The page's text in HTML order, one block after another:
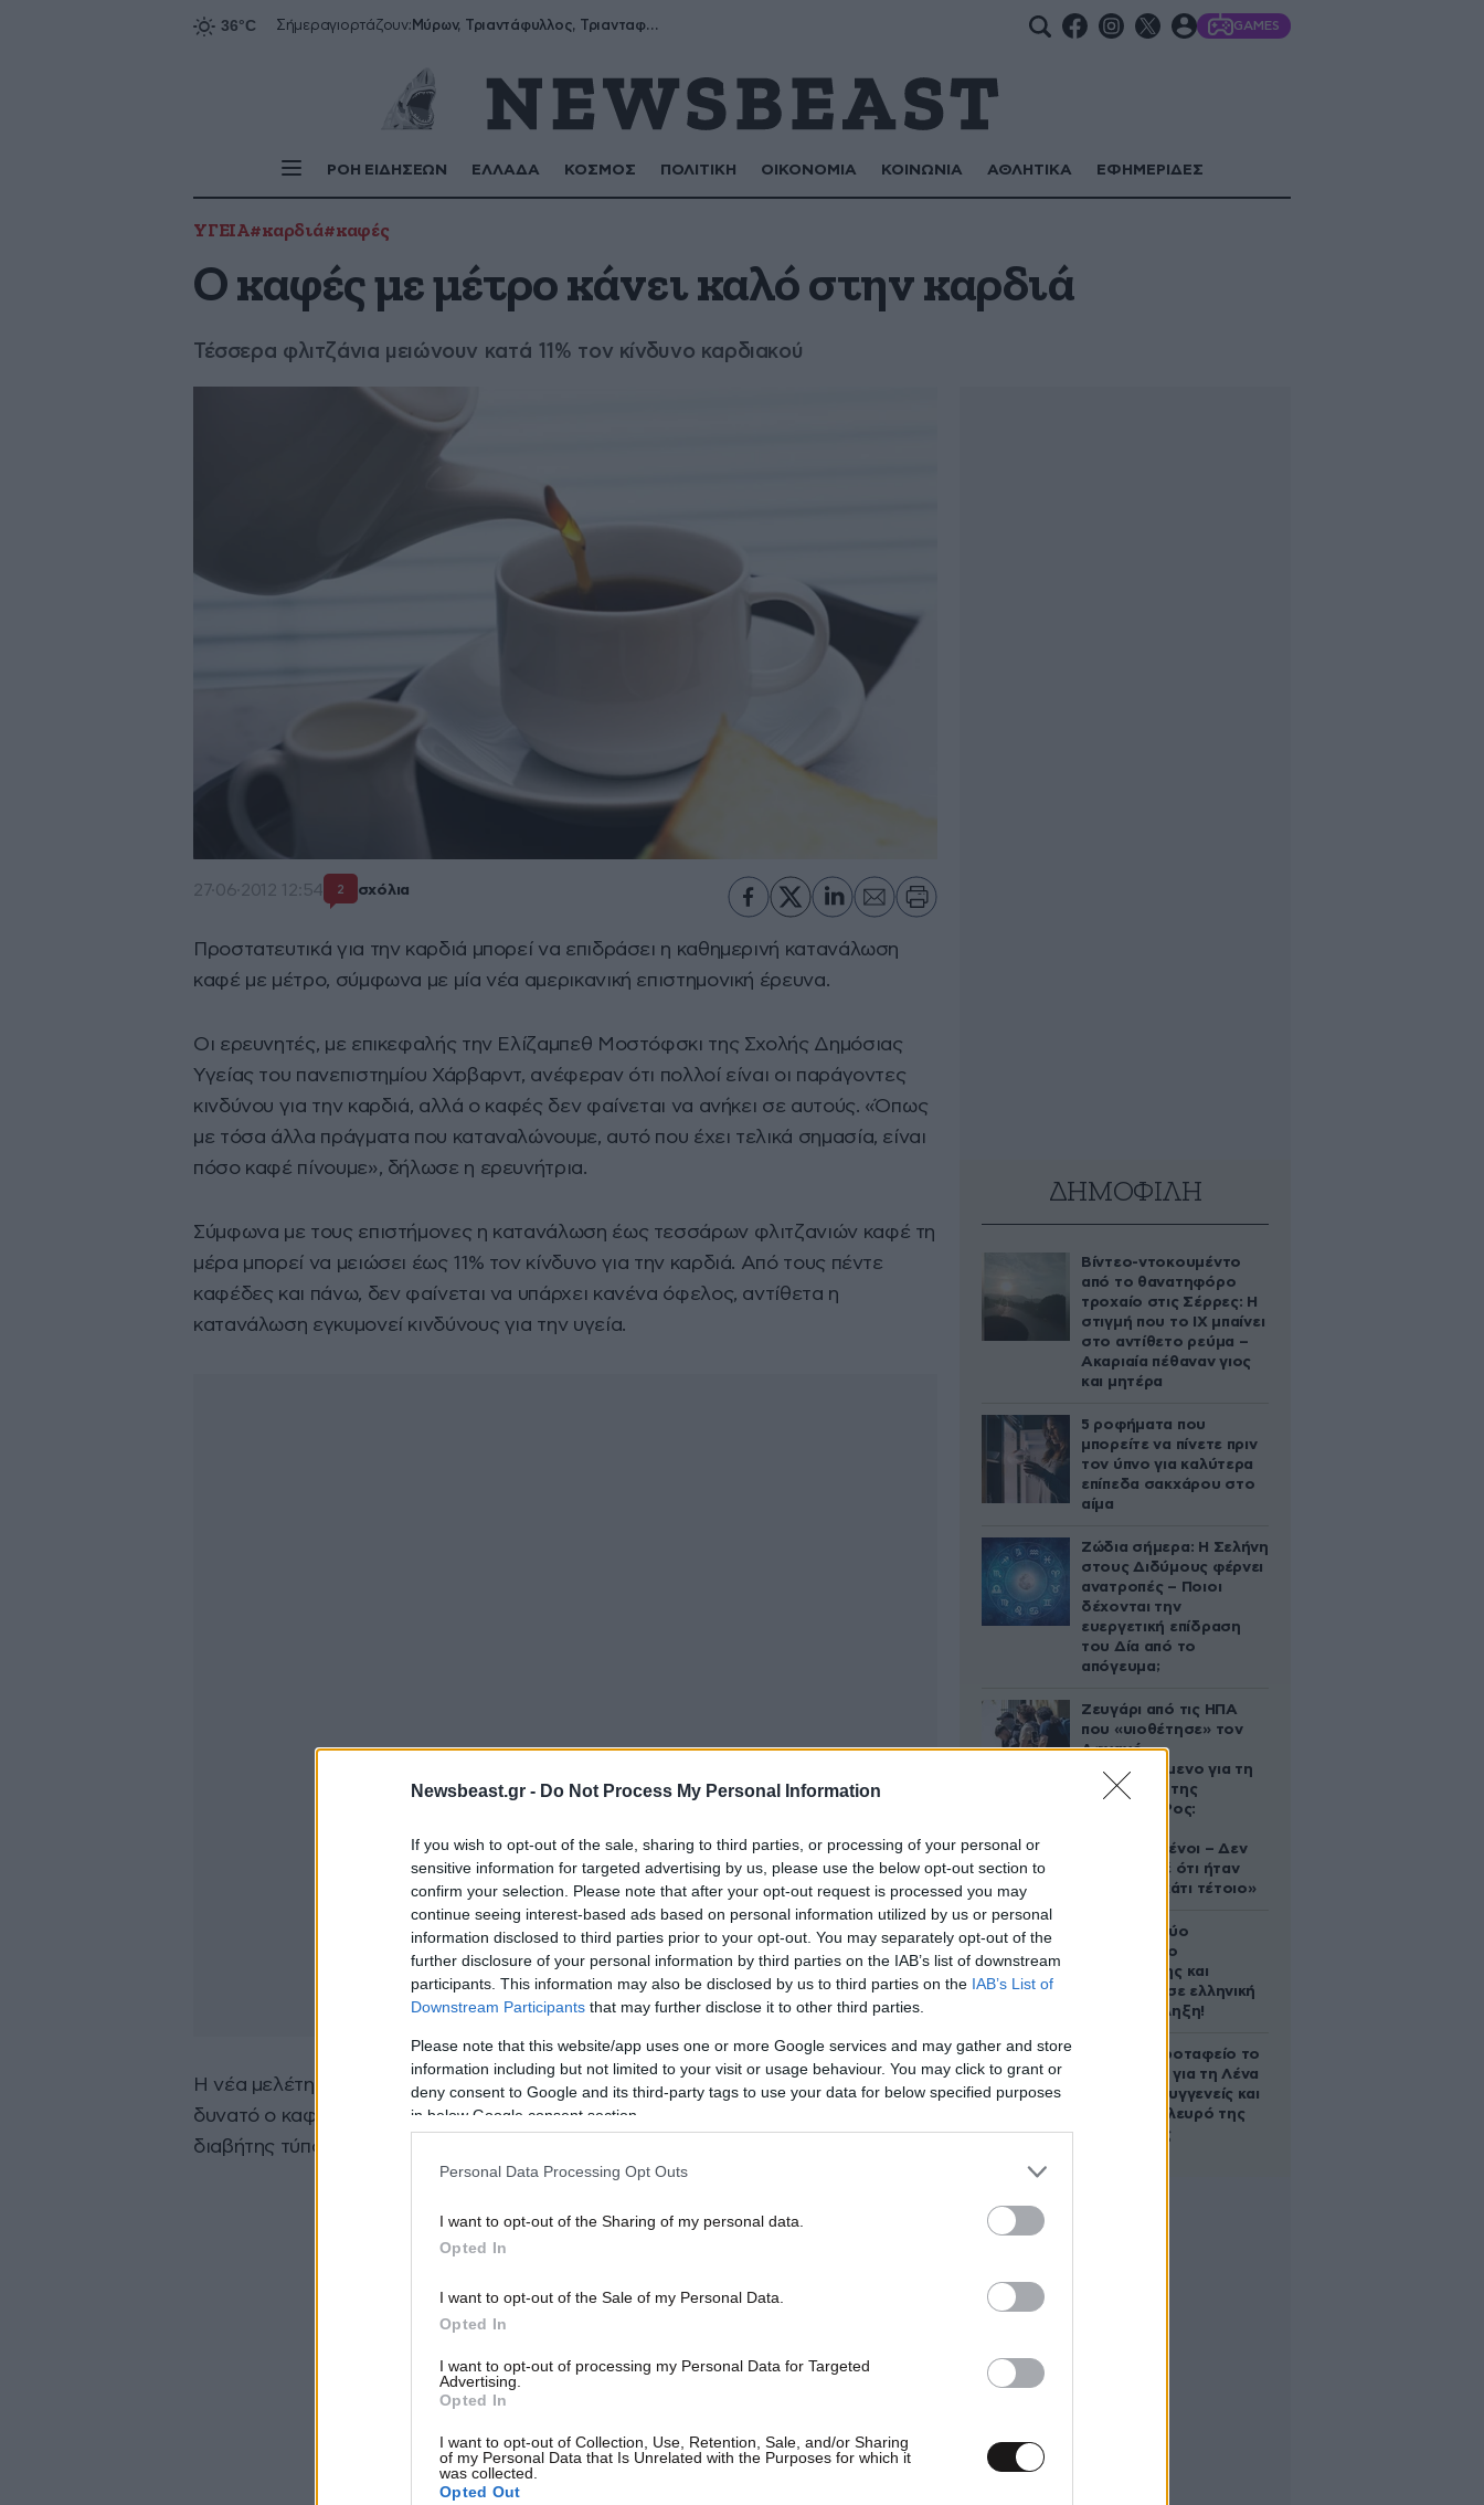
Newsbeast.gr - Do Not Process My Personal Information
If you wish to opt-out of the sale, sharing to third parties, or processing of your personal or
sensitive information for targeted advertising by us, please use the below opt-out section to
confirm your selection. Please note that after your opt-out request is processed you may
continue seeing interest-based ads based on personal information utilized by us or personal
information disclosed to third parties prior to your opt-out. You may separately opt-out of the
further disclosure of your personal information by third parties on the IAB’s list of downstream
participants. This information may also be disclosed by us to third parties on the IAB’s List of
Downstream Participants that may further disclose it to other third parties.
Please note that this website/app uses one or more Google services and may gather and store
information including but not limited to your visit or usage behaviour. You may click to grant or
deny consent to Google and its third-party tags to use your data for below specified purposes
in below Google consent section.
Personal Data Processing Opt Outs
I want to opt-out of the Sharing of my personal data.
Opted In
I want to opt-out of the Sale of my Personal Data.
Opted In
I want to opt-out of processing my Personal Data for Targeted
Advertising.
Opted In
I want to opt-out of Collection, Use, Retention, Sale, and/or Sharing
of my Personal Data that Is Unrelated with the Purposes for which it
was collected.
Opted Out
Σήμεραγιορτάζουν: Μύρων, Τριαντάφυλλος, Τριανταφυλλιά, Φυλλιώ, Ρόζα GAMES
ΡΟΗ ΕΙΔΗΣΕΩΝ ΕΛΛΑΔΑ ΚΟΣΜΟΣ ΠΟΛΙΤΙΚΗ ΟΙΚΟΝΟΜΙΑ ΚΟΙΝΩΝΙΑ ΑΘΛΗΤΙΚΑ ΕΦΗΜΕΡΙΔΕΣ
ΥΓΕΙΑ#καρδιά#καφές
Ο καφές με μέτρο κάνει καλό στην καρδιά
Τέσσερα φλιτζάνια μειώνουν κατά 11% τον κίνδυνο καρδιακού
27·06·2012 12:54 2 σχόλια
Προστατευτικά για την καρδιά μπορεί να επιδράσει η καθημερινή κατανάλωση
καφέ με μέτρο, σύμφωνα με μία νέα αμερικανική επιστημονική έρευνα.
Οι ερευνητές, με επικεφαλής την Ελίζαμπεθ Μοστόφσκι της Σχολής Δημόσιας
Υγείας του πανεπιστημίου Χάρβαρντ, ανέφεραν ότι πολλοί είναι οι παράγοντες
κινδύνου για την καρδιά, αλλά ο καφές δεν φαίνεται να ανήκει σε αυτούς. «Όπως
με τόσα άλλα πράγματα που καταναλώνουμε, αυτό που έχει τελικά σημασία, είναι
πόσο καφέ πίνουμε», δήλωσε η ερευνήτρια.
Σύμφωνα με τους επιστήμονες η κατανάλωση έως τεσσάρων φλιτζανιών καφέ τη
μέρα μπορεί να μειώσει έως 11% τον κίνδυνο για την καρδιά. Από τους πέντε
καφέδες και πάνω, δεν φαίνεται να υπάρχει κανένα όφελος, αντίθετα η
κατανάλωση εγκυμονεί κινδύνους για την υγεία.
Η νέα μελέτη έρχεται να προστεθεί σε προηγούμενες που έχουν δείξει ότι είναι
δυνατό ο καφές σε κάποιο βαθμό να προστατεύσει από ασθένειες όπως ο
διαβήτης τύπου 2, το Πάρκινσον, η άνοια, ο καρκίνος του ήπατος, η κατάθλιψη κ.α.
ΔΗΜΟΦΙΛΗ
Βίντεο-ντοκουμέντο
από το θανατηφόρο
τροχαίο στις Σέρρες: Η
στιγμή που το ΙΧ μπαίνει
στο αντίθετο ρεύμα –
Ακαριαία πέθαναν γιος
και μητέρα
5 ροφήματα που
μπορείτε να πίνετε πριν
τον ύπνο για καλύτερα
επίπεδα σακχάρου στο
αίμα
Ζώδια σήμερα: Η Σελήνη
στους Διδύμους φέρνει
ανατροπές – Ποιοι
δέχονται την
ευεργετική επίδραση
του Δία από το
απόγευμα;
Ζευγάρι από τις ΗΠΑ
που «υιοθέτησε» τον
Αφγανό
κατηγορούμενο για τη
δολοφονία της
Ελίζαμπεθ Ρος:
συντετριμμένοι – Δεν
έδειξε ποτέ ότι ήταν
ικανός για κάτι τέτοιο»
Ακυρώνει δύο
συμβόλαια ο
Λαρεντζάκης και
υπογράφει σε ελληνική
ομάδα-έκπληξη!
Στο Α’ Νεκροταφείο το
μνημόσυνο για τη Λένα
Σαμαρά – Συγγενείς και
φίλοι στο πλευρό της
οικογένειας